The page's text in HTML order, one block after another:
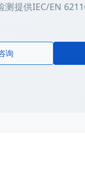
测提供IEC/EN
询